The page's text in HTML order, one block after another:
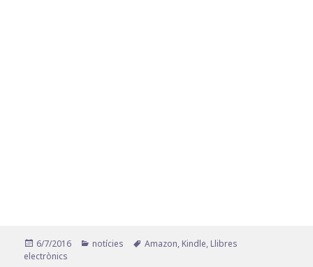
Publicat
el
6/7/2016 Categories
notícies Etiquetes
Amazon, Kindle, Llibres
electrònics